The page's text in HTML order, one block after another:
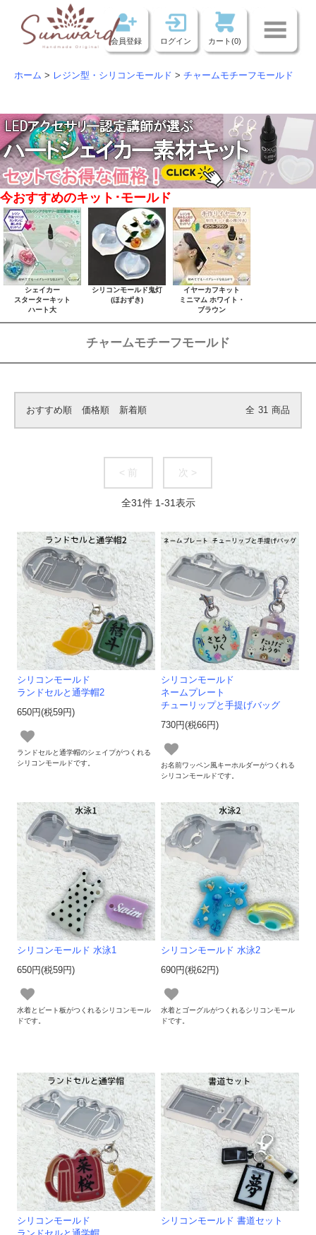
会員登録 ログイン カート(0)
ホーム > レジン型・シリコンモールド > チャームモチーフモールド
今おすすめのキット･モールド
シェイカー
スターターキット
ハート大
シリコンモールド鬼灯
(ほおずき)
イヤーカフキット
ミニマム ホワイト・
ブラウン
チャームモチーフモールド
おすすめ順 価格順 新着順 全 31 商品
< 前 次 >
全31件 1-31表示
シリコンモールド
ランドセルと通学帽2
650円(税59円)
ランドセルと通学帽のシェイプがつくれる
シリコンモールドです。
シリコンモールド
ネームプレート
チューリップと手提げバッグ
730円(税66円)
お名前ワッペン風キーホルダーがつくれる
シリコンモールドです。
シリコンモールド 水泳1
650円(税59円)
水着とビート板がつくれるシリコンモール
ドです。
シリコンモールド 水泳2
690円(税62円)
水着とゴーグルがつくれるシリコンモール
ドです。
シリコンモールド
シリコンモールド 書道セット